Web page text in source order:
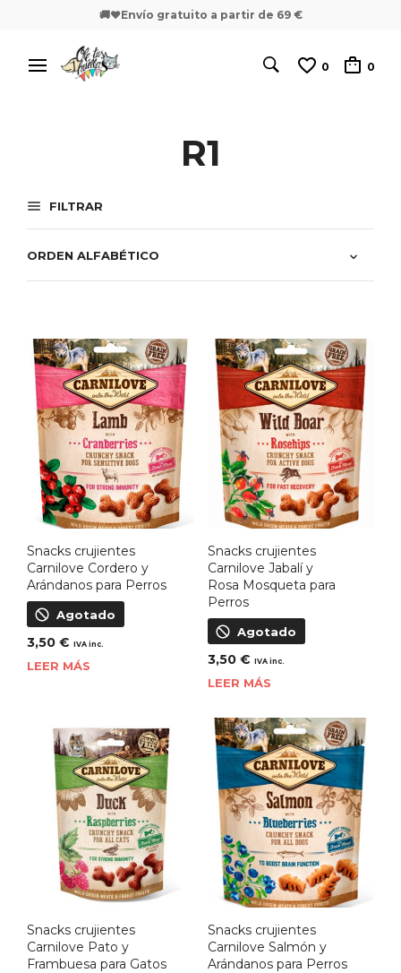
🚚❤️Envío gratuito a partir de 69 €
0 0
R1
FILTRAR
Snacks crujientes
Carnilove Cordero y
Arándanos para Perros
Agotado
3,50 € IVA inc.
LEER MÁS
Snacks crujientes
Carnilove Jabalí y
Rosa Mosqueta para
Perros
Agotado
3,50 € IVA inc.
LEER MÁS
Snacks crujientes
Carnilove Pato y
Frambuesa para Gatos
Snacks crujientes
Carnilove Salmón y
Arándanos para Perros